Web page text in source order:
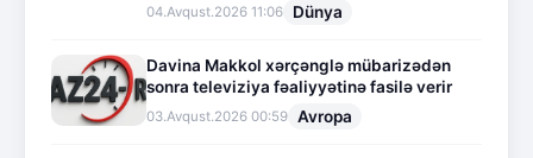
04.Avqust.2026 11:06 Dünya
Davina Makkol xərçənglə mübarizədən
sonra televiziya fəaliyyətinə fasilə verir
03.Avqust.2026 00:59 Avropa